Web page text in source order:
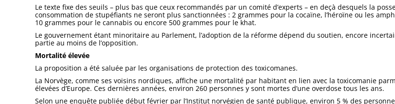
Le texte fixe des seuils – plus bas que ceux recommandés par un comité d’experts – en deçà desquels la
consommation de stupéfiants ne seront plus sanctionnées : 2 grammes pour la cocaïne, l’héroïne ou les
10 grammes pour le cannabis ou encore 500 grammes pour le khat.
Le gouvernement étant minoritaire au Parlement, l’adoption de la réforme dépend du soutien, encore
partie au moins de l’opposition.
Mortalité élevée
La proposition a été saluée par les organisations de protection des toxicomanes.
La Norvège, comme ses voisins nordiques, affiche une mortalité par habitant en lien avec la toxicomanie
élevées d’Europe. Ces dernières années, environ 260 personnes y sont mortes d’une overdose tous les ans.
Selon une enquête publiée début février par l’Institut norvégien de santé publique, environ 5 % des